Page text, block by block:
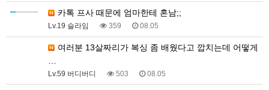
카톡 프사 때문에 엄마한테 혼남;;
Lv.19 슬라임 359 08.05
Lv.59 버디버디 503 08.05